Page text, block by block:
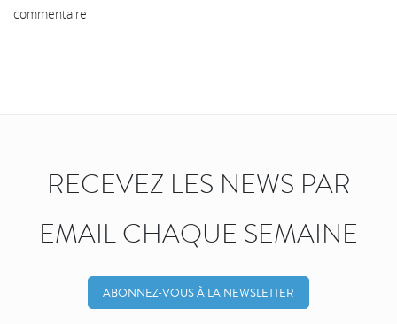
commentaire
RECEVEZ LES NEWS PAR
EMAIL CHAQUE SEMAINE
ABONNEZ-VOUS À LA NEWSLETTER